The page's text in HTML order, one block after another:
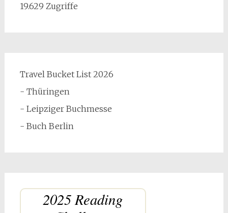
19.629 Zugriffe
Travel Bucket List 2026
- Thüringen
- Leipziger Buchmesse
- Buch Berlin
2025 Reading